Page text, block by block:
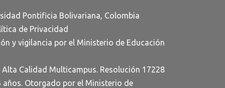
Pontificia Bolivariana, Colombia
de Privacidad
y vigilancia por el Ministerio de Educación
Calidad Multicampus. Resolución 17228
años. Otorgado por el Ministerio de